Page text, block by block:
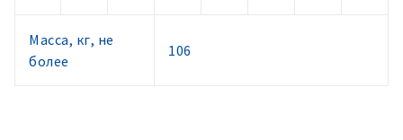
Масса, кг, не
более
106